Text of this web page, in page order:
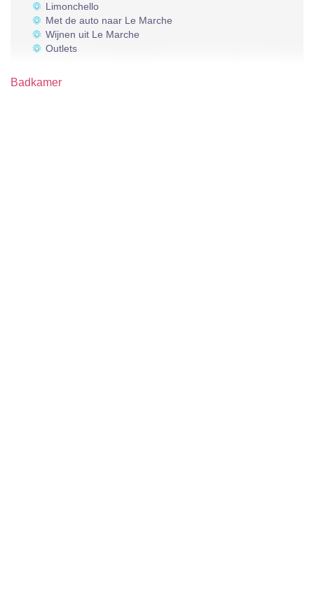
Limonchello
Met de auto naar Le Marche
Wijnen uit Le Marche
Outlets
Badkamer